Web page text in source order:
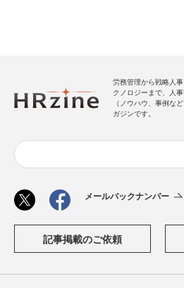
労務管理から戦略人
クノロジーまで、人
（ノウハウ、事例な
ガジンです。
メールバックナンバー
記事掲載のご依頼